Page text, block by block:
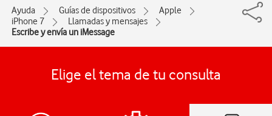
Ayuda Guías de dispositivos
Apple
iPhone 7
Llamadas y mensajes
Escribe y envía un iMessage
Elige el tema de tu consulta